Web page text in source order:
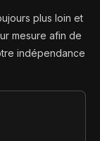
plus loin et
mesure afin de
indépendance